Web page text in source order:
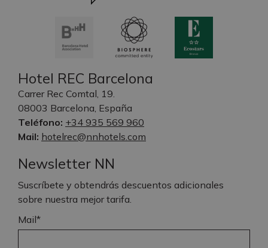
Hotel REC Barcelona
Carrer Rec Comtal, 19.
08003 Barcelona, España
Teléfono: +34 935 569 960
Mail: hotelrec@nnhotels.com
Newsletter NN
Suscríbete y obtendrás descuentos adicionales
sobre nuestra mejor tarifa.
Mail*